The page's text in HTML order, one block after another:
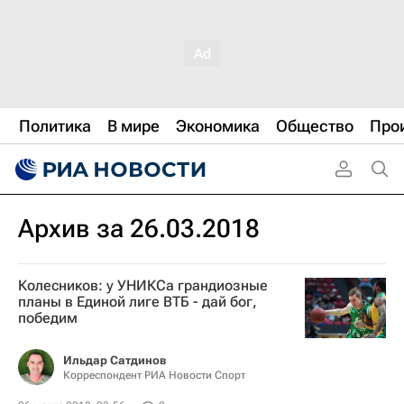
Политика В мире Экономика Общество
Архив за 26.03.2018
Колесников: у УНИКСа грандиозные
планы в Единой лиге ВТБ - дай бог,
победим
Ильдар Сатдинов
Корреспондент РИА Новости Спорт